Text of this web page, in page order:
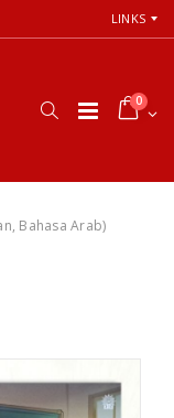
LINKS
0
Bahasa Arab)